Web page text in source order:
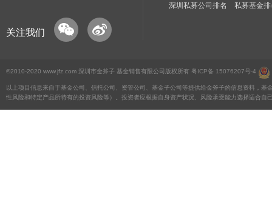
关注我们
深圳私募公司排名
私募基金
©2010-2020 www.jfz.com 深圳市金斧子 基金销售有限公司版权所有 粤ICP备 15076207号-4
以上项目信息来自于基金公司、信托公司、资管公司、基金子公司等提供给金斧子的信息资料，
性风险和特定产品所特有的投资风险等）。投资者应根据自身资产状况、风险承受能力选择适合